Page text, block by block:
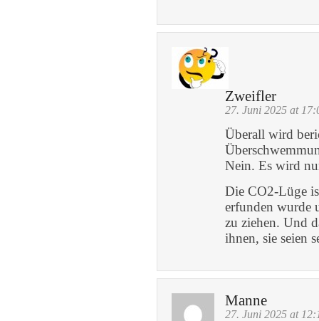
Zweifler
27. Juni 2025 at
Überall wird
Nein. Es wird
Die CO2-Lüge
erfunden wurde
zu ziehen. Und
ihnen, sie seien
Manne
27. Juni 2025 at